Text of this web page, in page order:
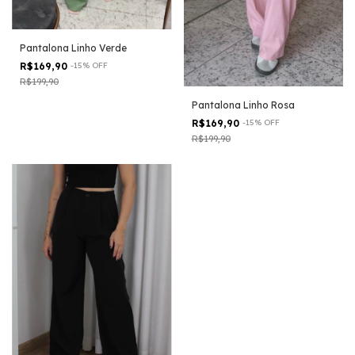
Pantalona Linho Verde
R$169,90 -15% OFF
R$199,90
Pantalona Linho Rosa
R$169,90 -15% OFF
R$199,90